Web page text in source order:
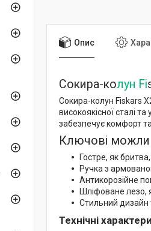
Опис
Сокира-колун Fi
Сокира-колун Fiskars
високоякісної сталі
забезпечує комфорт
Ключові
Гостре, як бритва,
Ручка з
Антикорозійне
Шліфоване лезо,
Стильний дизайн
Технічні